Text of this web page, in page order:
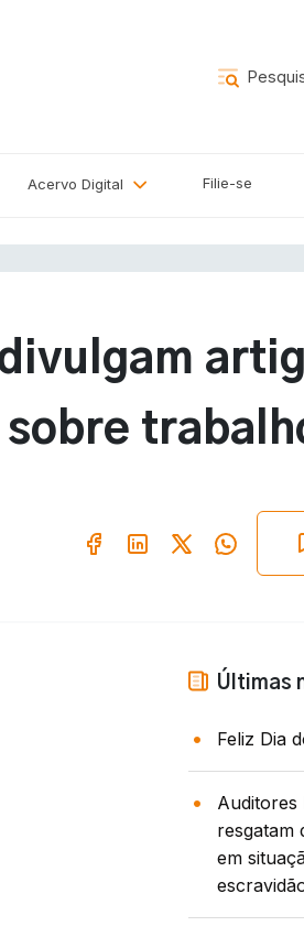
Acervo Digital Filie-se
Últimas
Feliz Dia
Auditores
resgatam
em